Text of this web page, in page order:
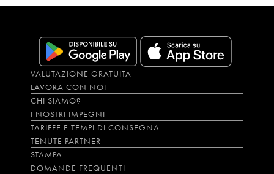
VALUTAZIONE GRATUITA
LAVORA CON NOI
CHI SIAMO?
I NOSTRI IMPEGNI
TARIFFE E TEMPI DI CONSEGNA
TENUTE PARTNER
STAMPA
DOMANDE FREQUENTI